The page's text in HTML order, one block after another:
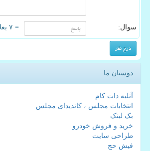
سوال: = ۷ بعلاوه ۲
دوستان ما
آتلیه دات کام
انتخابات مجلس ، کاندیدای مجلس
بک لینک
خرید و فروش خودرو
طراحی سایت
فیش حج